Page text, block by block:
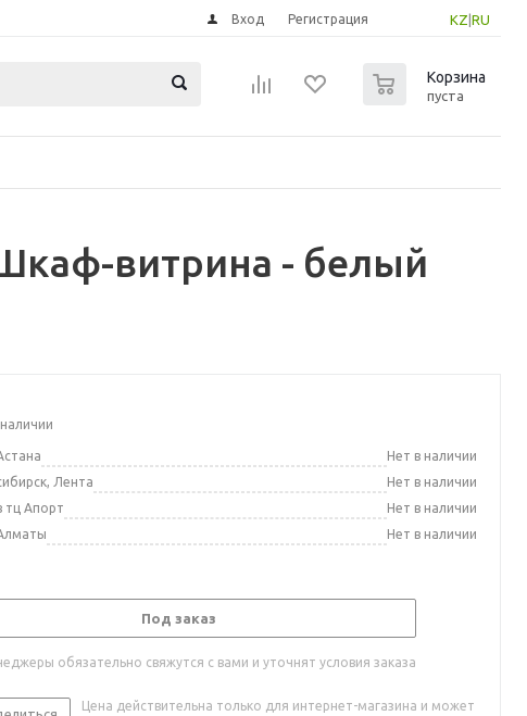
KZ RU
Вход Регистрация
Корзина
пуста
витрина - белый
Нет в наличии
Лента
Нет в наличии
тц Апорт
Нет в наличии
Нет в наличии
Под заказ
обязательно свяжутся с вами и уточнят условия заказа
Цена действительна только для интернет-магазина и может